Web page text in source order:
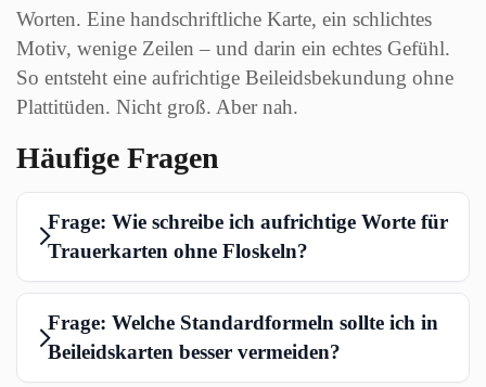
Worten. Eine handschriftliche Karte, ein schlichtes
Motiv, wenige Zeilen – und darin ein echtes Gefühl.
So entsteht eine aufrichtige Beileidsbekundung ohne
Plattitüden. Nicht groß. Aber nah.
Häufige Fragen
Frage: Wie schreibe ich aufrichtige Worte für
Trauerkarten ohne Floskeln?
Frage: Welche Standardformeln sollte ich in
Beileidskarten besser vermeiden?